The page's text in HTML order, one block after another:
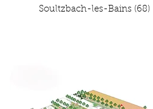
Soultzbach-les-Bains (68)